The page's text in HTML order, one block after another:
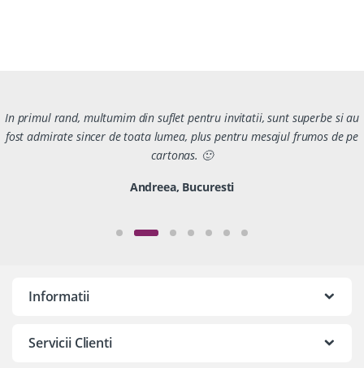
In primul rand, multumim din suflet pentru invitatii, sunt superbe si au
fost admirate sincer de toata lumea, plus pentru mesajul frumos de pe
cartonas. 🙂
Andreea, Bucuresti
Informatii
Servicii Clienti